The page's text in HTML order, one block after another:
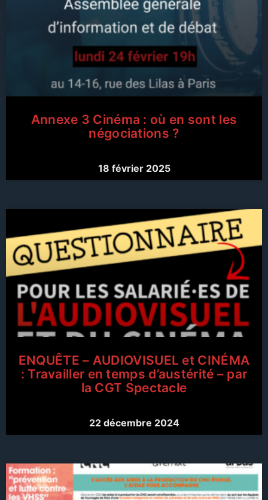
Annexe 3 Cinéma : où en sont les
négociations ?
18 février 2025
ENQUÊTE – AUDIOVISUEL et CINÉMA
: Travailler en temps d’austérité – par
la CGT Spectacle
22 décembre 2024